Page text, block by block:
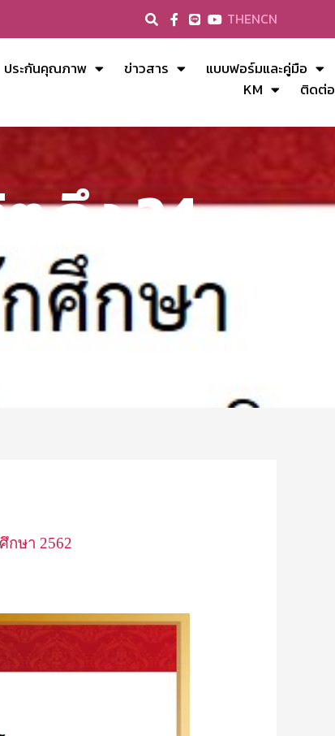
THENCN
ประกันคุณภาพ ข่าวสาร
แบบฟอร์มและคู่มือ
KM
ติดต่อ
ถึง 24
กษา 2562